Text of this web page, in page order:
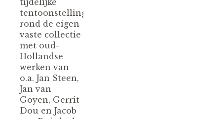
tijdelijke
tentoonstellingen
rond de eigen
vaste collectie
met oud-
Hollandse
werken van
o.a. Jan Steen,
Jan van
Goyen, Gerrit
Dou en Jacob